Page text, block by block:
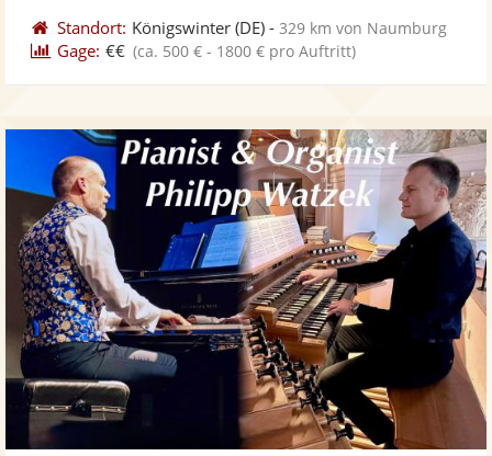
Standort: Königswinter (DE) -329 km von Naumburg
Gage: €€ (ca. 500 € - 1800 € pro Auftritt)